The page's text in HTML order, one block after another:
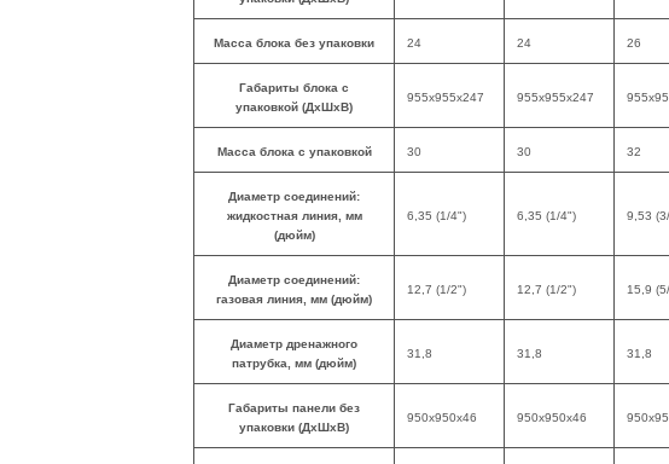
Масса блока без упаковки 24 24 26
Габариты блока с
упаковкой (ДхШхВ)
955х955х247 955х955х247
Масса блока с упаковкой 30 30 32
Диаметр соединений:
жидкостная линия, мм
(дюйм)
6,35 (1/4") 6,35 (1/4") 9,53
Диаметр соединений:
газовая линия, мм (дюйм)
12,7 (1/2") 12,7 (1/2") 15,9
Диаметр дренажного
патрубка, мм (дюйм)
31,8 31,8 31,8
Габариты панели без
упаковки (ДхШхВ)
950х950х46 950х950х46